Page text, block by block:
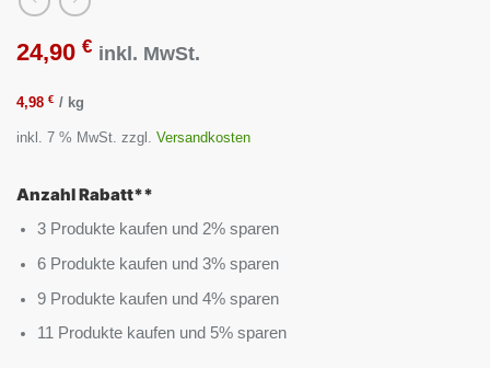
24,90 € inkl. MwSt.
4,98 € / kg
inkl. 7 % MwSt. zzgl. Versandkosten
Anzahl Rabatt**
3 Produkte kaufen und 2% sparen
6 Produkte kaufen und 3% sparen
9 Produkte kaufen und 4% sparen
11 Produkte kaufen und 5% sparen